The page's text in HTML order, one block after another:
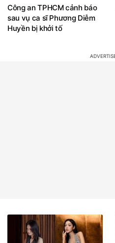
Công an TPHCM cảnh báo
sau vụ ca sĩ Phương Diễm
Huyền bị khởi tố